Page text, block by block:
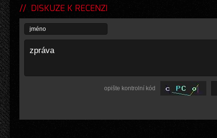
DISKUZE K RECENZI
opište kontrolní kód